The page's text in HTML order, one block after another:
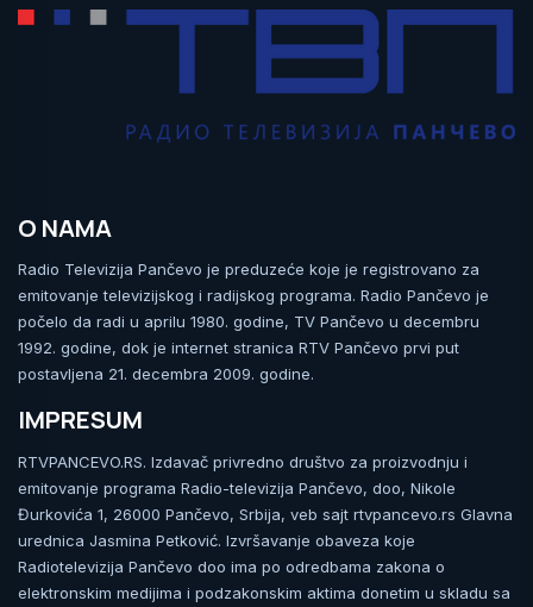
O NAMA
Radio Televizija Pančevo je preduzeće koje je registrovano za
emitovanje televizijskog i radijskog programa. Radio Pančevo je
počelo da radi u aprilu 1980. godine, TV Pančevo u decembru
1992. godine, dok je internet stranica RTV Pančevo prvi put
postavljena 21. decembra 2009. godine.
IMPRESUM
RTVPANCEVO.RS. Izdavač privredno društvo za proizvodnju i
emitovanje programa Radio-televizija Pančevo, doo, Nikole
Đurkovića 1, 26000 Pančevo, Srbija, veb sajt rtvpancevo.rs Glavna
urednica Jasmina Petković. Izvršavanje obaveza koje
Radiotelevizija Pančevo doo ima po odredbama zakona o
elektronskim medijima i podzakonskim aktima donetim u skladu sa